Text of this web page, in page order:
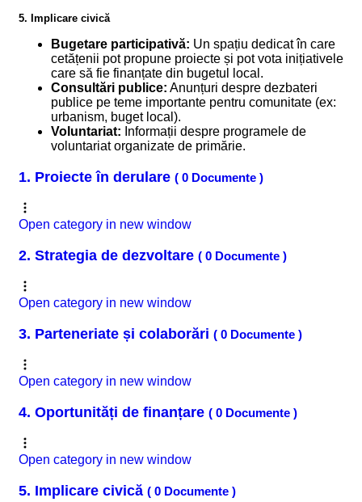
5. Implicare civică
Bugetare participativă: Un spațiu dedicat în care
cetățenii pot propune proiecte și pot vota inițiativele
care să fie finanțate din bugetul local.
Consultări publice: Anunțuri despre dezbateri
publice pe teme importante pentru comunitate (ex:
urbanism, buget local).
Voluntariat: Informații despre programele de
voluntariat organizate de primărie.
1. Proiecte în derulare ( 0 Documente )
Open category in new window
2. Strategia de dezvoltare ( 0 Documente )
Open category in new window
3. Parteneriate și colaborări ( 0 Documente )
Open category in new window
4. Oportunități de finanțare ( 0 Documente )
Open category in new window
5. Implicare civică ( 0 Documente )